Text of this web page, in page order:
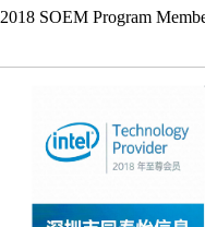
2018 SOEM Program